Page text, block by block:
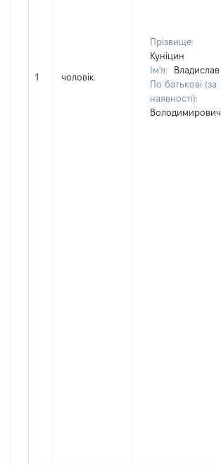
1 чоловік
Прізвище:
Куніцин
Ім'я:
Владислав
По батькові (за
наявності):
Володимирович